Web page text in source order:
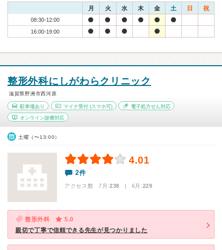
月 火 水 木 金 土 日 祝
08:30-12:00
16:00-19:00
整形外科にしがわらクリニック
滋賀県野洲市西河原
駐車場あり マイナ受付(スマホ可) 電子処方せん対応
オンライン診療対応
土曜（〜13:00）
4.01
2件
アクセス数 7月:238 | 6月:229
整形外科
5.0
親切で丁寧で信頼できる先生が見つかりました